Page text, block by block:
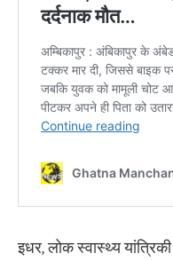
इधर, लोक स्वास्थ्य